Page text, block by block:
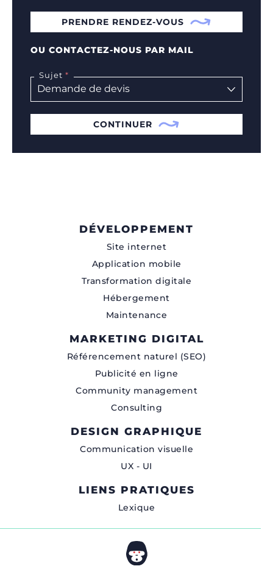
PRENDRE RENDEZ-VOUS
OU CONTACTEZ-NOUS PAR MAIL
Sujet
CONTINUER
DÉVELOPPEMENT
Site internet
Application mobile
Transformation digitale
Hébergement
Maintenance
MARKETING DIGITAL
Référencement naturel (SEO)
Publicité en ligne
Community management
Consulting
DESIGN GRAPHIQUE
Communication visuelle
UX - UI
LIENS PRATIQUES
Lexique